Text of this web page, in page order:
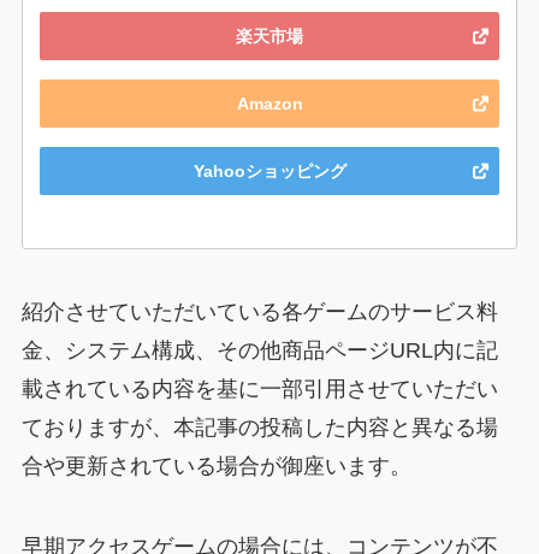
楽天市場
Amazon
Yahooショッピング
紹介させていただいている各ゲームのサービス料
金、システム構成、その他商品ページURL内に記
載されている内容を基に一部引用させていただい
ておりますが、本記事の投稿した内容と異なる場
合や更新されている場合が御座います。
早期アクセスゲームの場合には、コンテンツが不